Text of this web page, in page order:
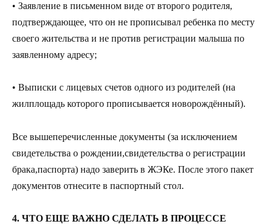
• Заявление в письменном виде от второго родителя,
подтверждающее, что он не прописывал ребенка по месту
своего жительства и не против регистрации малыша по
заявленному адресу;
• Выписки с лицевых счетов одного из родителей (на
жилплощадь которого прописывается новорождённый).
Все вышеперечисленные документы (за исключением
свидетельства о рождении,свидетельства о регистрации
брака,паспорта) надо заверить в ЖЭКе. После этого пакет
документов отнесите в паспортный стол.
4. ЧТО ЕЩЕ ВАЖНО СДЕЛАТЬ В ПРОЦЕССЕ